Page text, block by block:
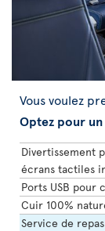
Vous voulez
Optez pour un
Divertissement
écrans tactiles
Ports USB pour
Cuir 100%
Service de